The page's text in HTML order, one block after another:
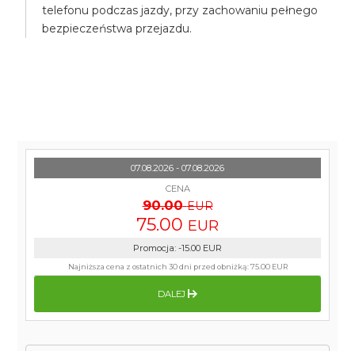
telefonu podczas jazdy, przy zachowaniu pełnego
bezpieczeństwa przejazdu.
07.08.2026 - 07.08.2026
CENA
90.00 EUR
75.00 EUR
Promocja: -15.00 EUR
Najniższa cena z ostatnich 30 dni przed obniżką:75.00 EUR
DALEJ